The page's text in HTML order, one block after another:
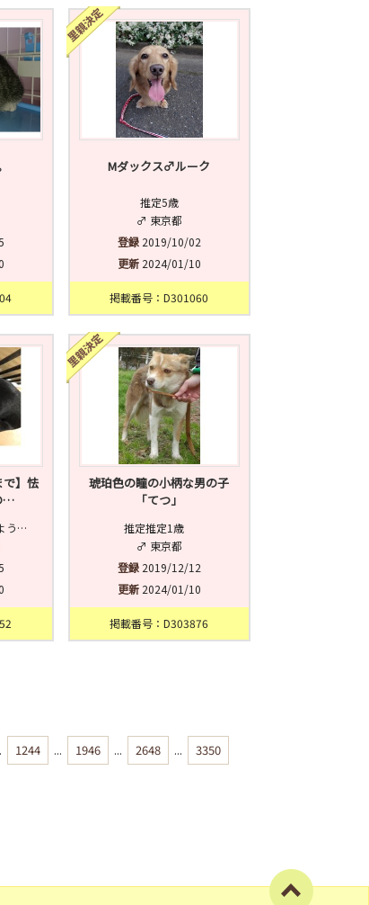
Mダックス♂ルーク
推定5歳
♂ 東京都
登録2019/10/02
更新2024/01/10
掲載番号：D301060
で】怯
…
う…
琥珀色の瞳の小柄な男の子
「てつ」
推定推定1歳
♂ 東京都
登録2019/12/12
更新2024/01/10
掲載番号：D303876
1244 ... 1946 ... 2648 ... 3350